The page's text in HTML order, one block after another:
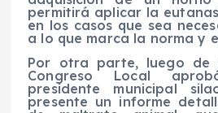
permitirá aplicar la
en los casos que sea
a lo que marca la norma y
Por otra parte, luego de
Congreso Local
presidente municipal
presente un informe